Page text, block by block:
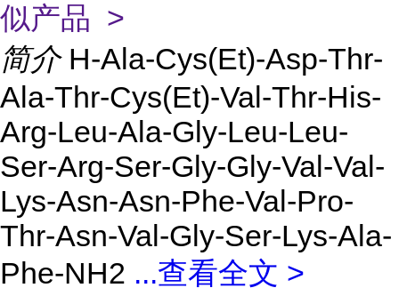
似产品 >
简介 H-Ala-Cys(Et)-Asp-Thr-
Ala-Thr-Cys(Et)-Val-Thr-His-
Arg-Leu-Ala-Gly-Leu-Leu-
Ser-Arg-Ser-Gly-Gly-Val-Val-
Lys-Asn-Asn-Phe-Val-Pro-
Thr-Asn-Val-Gly-Ser-Lys-Ala-
Phe-NH2 ...查看全文 >